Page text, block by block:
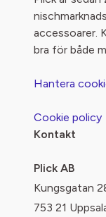
accessoarer.
bra för både
Hantera
Cookie policy
Kontakt
Plick AB
Kungsgatan
753 21